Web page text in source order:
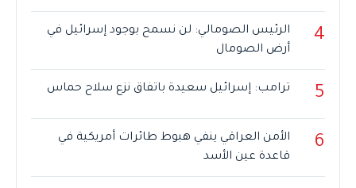
4
الرئيس الصومالي: لن نسمح بوجود إسرائيل في
أرض الصومال
5 ترامب: إسرائيل سعيدة باتفاق نزع سلاح حماس
6
الأمن العراقي ينفي هبوط طائرات أمريكية في
قاعدة عين الأسد